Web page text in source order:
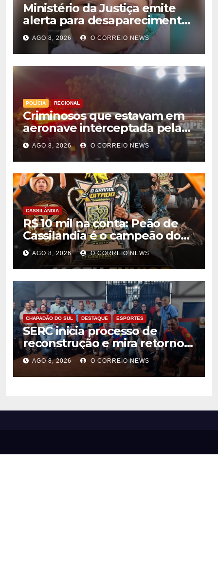
Ministério da Justiça emite
alerta para desaparecimento
de bebê de 28 dias em MS;
polícia apura suposto
sequestro
AGO 8, 2026 O CORREIO NEWS
POLÍCIA REGIONAL
Criminosos que estavam em
aeronave interceptada pela
FAB em MS morrem durante
confronto com o Bope
AGO 8, 2026 O CORREIO NEWS
CASSILÂNDIA
R$ 10 mil na conta: Peão de
Cassilandia é o campeão do
desafio “O Grande Ditado
Bandeirantes” em
Rondonópolis
AGO 8, 2026 O CORREIO NEWS
CHAPADÃO DO SUL DESTAQUE ESPORTES
SERC inicia processo de
reconstrução e mira retorno
ao futebol profissional em
Chapadão do Sul
AGO 8, 2026 O CORREIO NEWS